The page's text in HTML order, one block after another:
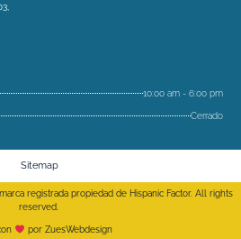
10:00 am - 6:00 pm
Cerrado
Sitemap
registrada propiedad de Hispanic Factor. All rights
reserved.
por ZuesWebdesign